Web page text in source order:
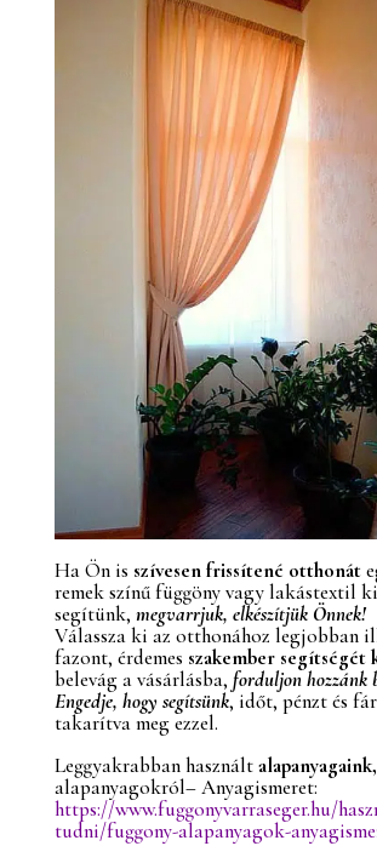
Ha Ön is szívesen frissítené otthonát
remek színű függöny vagy lakástextil
segítünk, megvarrjuk, elkészítjük Önnek!
Válassza ki az otthonához legjobban
fazont, érdemes szakember segítségét
belevág a vásárlásba, forduljon hozzánk
Engedje, hogy segítsünk, időt, pénzt és
takarítva meg ezzel.
Leggyakrabban használtalapanyagaink,
alapanyagokról– Anyagismeret:
https://www.fuggonyvarraseger.hu/
tudni/fuggony-alapanyagok-